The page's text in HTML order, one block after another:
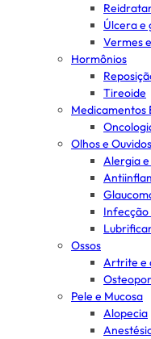
Úlcera e
Vermes
Hormônios
Tireoide
Medicamentos
Olhos e Ouvidos
Alergia
Infecção
Ossos
Artrite e
Pele e Mucosa
Alopecia